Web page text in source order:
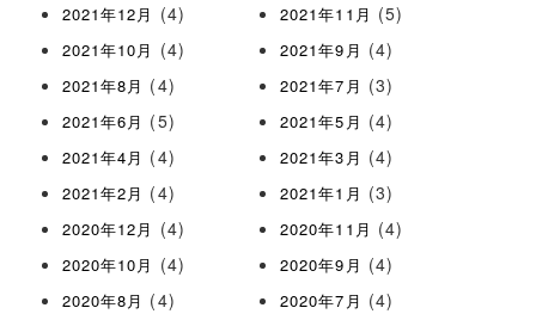
2021年12月 (4) 2021年11月 (5)
2021年10月 (4) 2021年9月 (4)
2021年8月 (4) 2021年7月 (3)
2021年6月 (5) 2021年5月 (4)
2021年4月 (4) 2021年3月 (4)
2021年2月 (4) 2021年1月 (3)
2020年12月 (4) 2020年11月 (4)
2020年10月 (4) 2020年9月 (4)
2020年8月 (4) 2020年7月 (4)